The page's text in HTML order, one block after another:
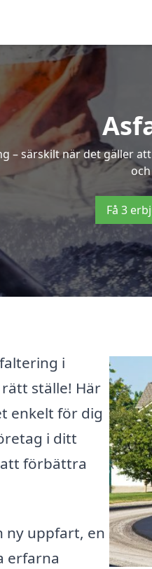
– särskilt när det gäller
Få 3
i
ställe! Här
enkelt för dig
i ditt
förbättra
ny uppfart, en
erfarna